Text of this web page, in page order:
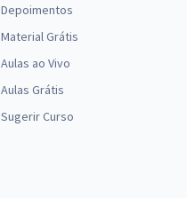
Depoimentos
Material Grátis
Aulas ao Vivo
Aulas Grátis
Sugerir Curso